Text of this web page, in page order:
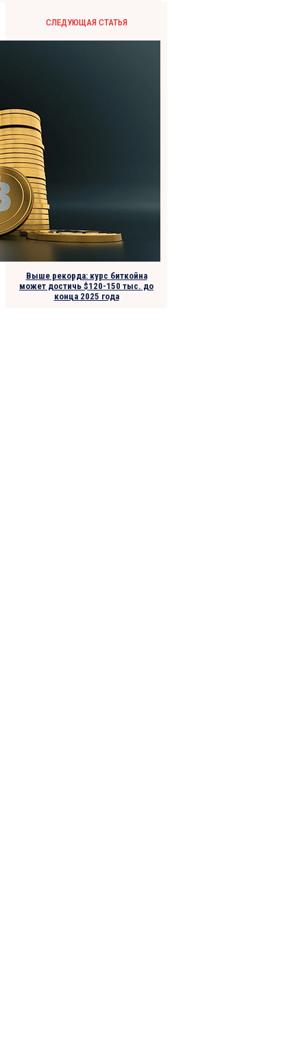
СЛЕДУЮЩАЯ СТАТЬЯ
Выше рекорда: курс биткойна
может достичь $120-150 тыс. до
конца 2025 года